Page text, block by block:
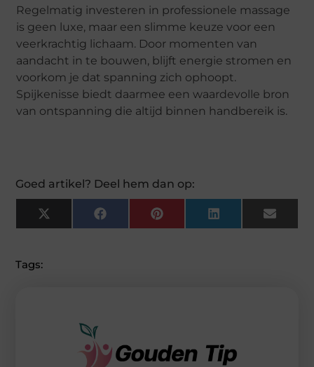
Regelmatig investeren in professionele massage
is geen luxe, maar een slimme keuze voor een
veerkrachtig lichaam. Door momenten van
aandacht in te bouwen, blijft energie stromen en
voorkom je dat spanning zich ophoopt.
Spijkenisse biedt daarmee een waardevolle bron
van ontspanning die altijd binnen handbereik is.
Goed artikel? Deel hem dan op:
X
(
F
A
P
I
L
I
E
M
Tags: